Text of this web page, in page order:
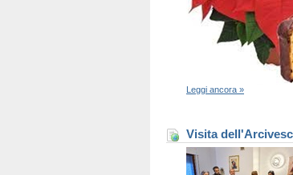
Leggi ancora »
Visita